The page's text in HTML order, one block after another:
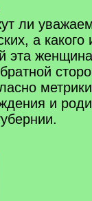
ли
а какого
эта
и